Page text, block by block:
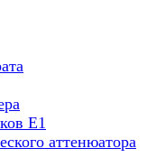
Е1
аттенюатора